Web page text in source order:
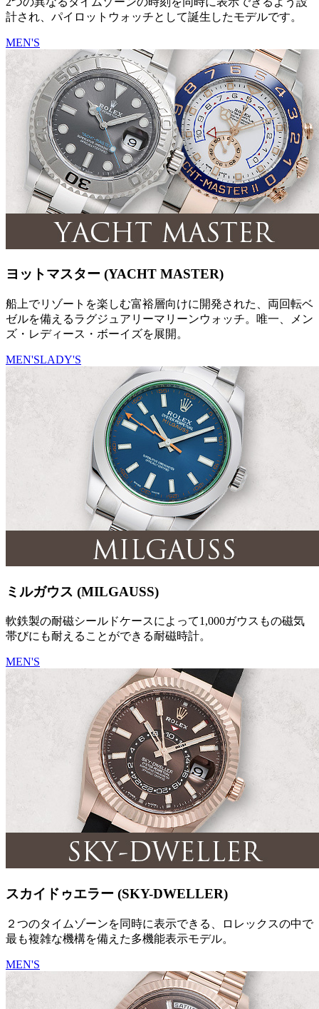
計され、パイロットウォッチとして誕生したモデルです。
MEN'S
ヨットマスター (YACHT MASTER)
船上でリゾートを楽しむ富裕層向けに開発された、両回転ベ
ゼルを備えるラグジュアリーマリーンウォッチ。唯一、メン
ズ・レディース・ボーイズを展開。
MEN'SLADY'S
ミルガウス (MILGAUSS)
軟鉄製の耐磁シールドケースによって1,000ガウスもの磁気
帯びにも耐えることができる耐磁時計。
MEN'S
スカイドゥエラー (SKY-DWELLER)
２つのタイムゾーンを同時に表示できる、ロレックスの中で
最も複雑な機構を備えた多機能表示モデル。
MEN'S